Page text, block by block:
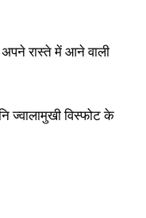
रास्ते में आने वाली
ज्वालामुखी विस्फोट के